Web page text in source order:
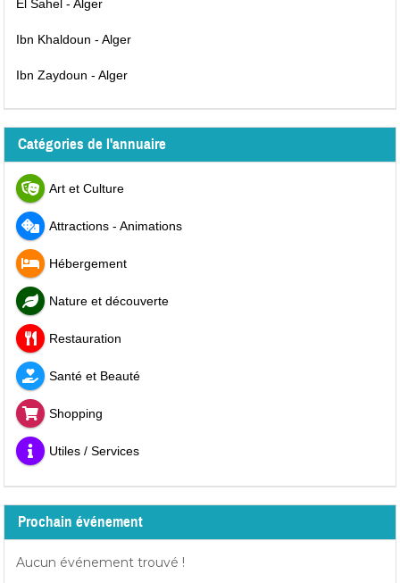
El Sahel - Alger
Ibn Khaldoun - Alger
Ibn Zaydoun - Alger
Catégories de l'annuaire
Art et Culture
Attractions - Animations
Hébergement
Nature et découverte
Restauration
Santé et Beauté
Shopping
Utiles / Services
Prochain événement
Aucun événement trouvé !